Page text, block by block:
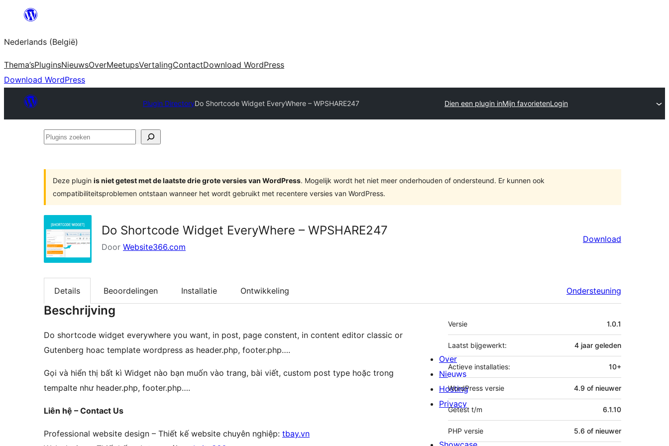
Spring
de
inhoud
Nederlands (België)
Thema’sPluginsNieuwsOverMeetupsVertalingContactDownload WordPress
Download WordPress
Plugin DirectoryDo Shortcode Widget EveryWhere – WPSHARE247 Dien een plugin inMijn favorietenLogin
Plugins
Deze plugin is niet getest met de laatste drie grote versies van WordPress. Mogelijk wordt het niet meer onderhouden of ondersteund. Er kunnen ook
compatibiliteitsproblemen ontstaan wanneer het wordt gebruikt met recentere versies van WordPress.
Do Shortcode Widget EveryWhere – WPSHARE247
Door Website366.com
Download
Details Beoordelingen Installatie Ontwikkeling Ondersteuning
Beschrijving
Do shortcode widget everywhere you want, in post, page constent, in content editor classic or
Gutenberg hoac template wordpress as header.php, footer.php….
Gọi và hiển thị bất kì Widget nào bạn muốn vào trang, bài viết, custom post type hoặc trong
tempalte như header.php, footer.php….
Liên hệ – Contact Us
Professional website design – Thiết kế website chuyên nghiệp: tbay.vn
Meta
Versie 1.0.1
Laatst bijgewerkt: 4 jaar geleden
Actieve installaties: 10+
WordPress versie 4.9 of nieuwer
Getest t/m 6.1.10
PHP versie 5.6 of nieuwer
Over
Nieuws
Hosting
Privacy